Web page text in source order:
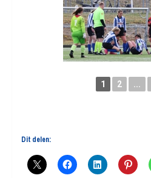
1 2 ...
Dit delen: